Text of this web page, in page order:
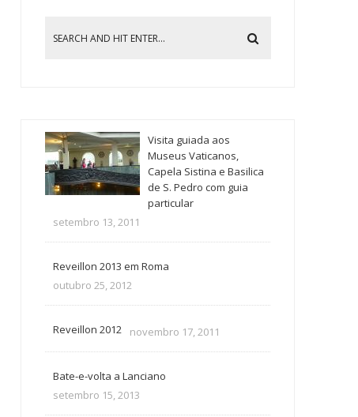
Visita guiada aos
Museus Vaticanos,
Capela Sistina e Basilica
de S. Pedro com guia
particular
setembro 13, 2011
Reveillon 2013 em Roma
outubro 25, 2012
Reveillon 2012 novembro 17, 2011
Bate-e-volta a Lanciano
setembro 15, 2013